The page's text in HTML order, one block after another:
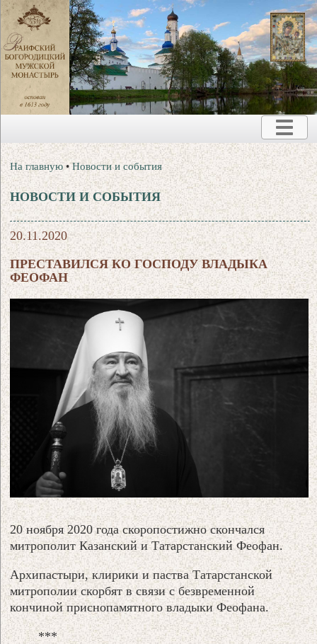
На главную •Новости и события
НОВОСТИ И СОБЫТИЯ
20.11.2020
ПРЕСТАВИЛСЯ КО ГОСПОДУ ВЛАДЫКА
ФЕОФАН
20 ноября 2020 года скоропостижно скончался
митрополит Казанский и Татарстанский Феофан.
Архипастыри, клирики и паства Татарстанской
митрополии скорбят в связи с безвременной
кончиной приснопамятного владыки Феофана.
***